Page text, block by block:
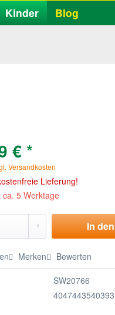
Kinder Blog
€ *
Versandkosten
Lieferung!
ca. 5 Werktage
In den
Merken Bewerten
SW20766
4047443540393